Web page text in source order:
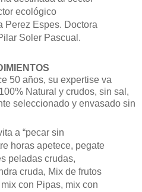
ecológico
Perez Espes. Doctora
Soler Pascual.
50 años, su expertise va
100% Natural y crudos, sin sal,
seleccionado y envasado sin
a “pecar sin
horas apetece, pegate
peladas crudas,
cruda, Mix de frutos
con Pipas, mix con